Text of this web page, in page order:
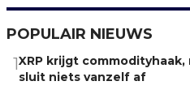
POPULAIR NIEUWS
1XRP krijgt commodityhaak,
sluit niets vanzelf af